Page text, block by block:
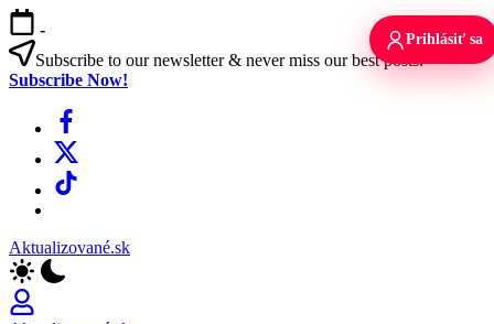
Skip
to
content
-
Subscribe to our newsletter & never miss our best posts.
Subscribe Now!
Facebook
X
TikTok
Aktualizované.sk
Prihlásiť sa